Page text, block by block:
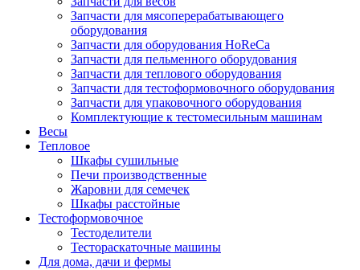
Запчасти для мясоперерабатывающего
оборудования
Запчасти для оборудования HoReCa
Запчасти для пельменного оборудования
Запчасти для теплового оборудования
Запчасти для тестоформовочного оборудования
Запчасти для упаковочного оборудования
Комплектующие к тестомесильным машинам
Весы
Тепловое
Шкафы сушильные
Печи производственные
Жаровни для семечек
Шкафы расстойные
Тестоформовочное
Тестоделители
Тестораскаточные машины
Для дома, дачи и фермы